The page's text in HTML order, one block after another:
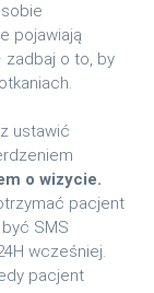
pojawiają
o to, by
ustawić
o wizycie.
pacjent
SMS
wcześniej.
pacjent